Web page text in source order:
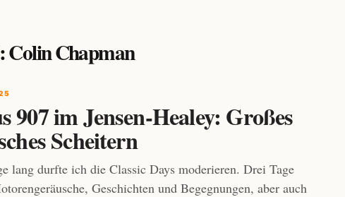
Colin Chapman
907 im Jensen-Healey: Großes
Scheitern
lang durfte ich die Classic Days moderieren. Drei Tage
Geschichten und Begegnungen, aber auch